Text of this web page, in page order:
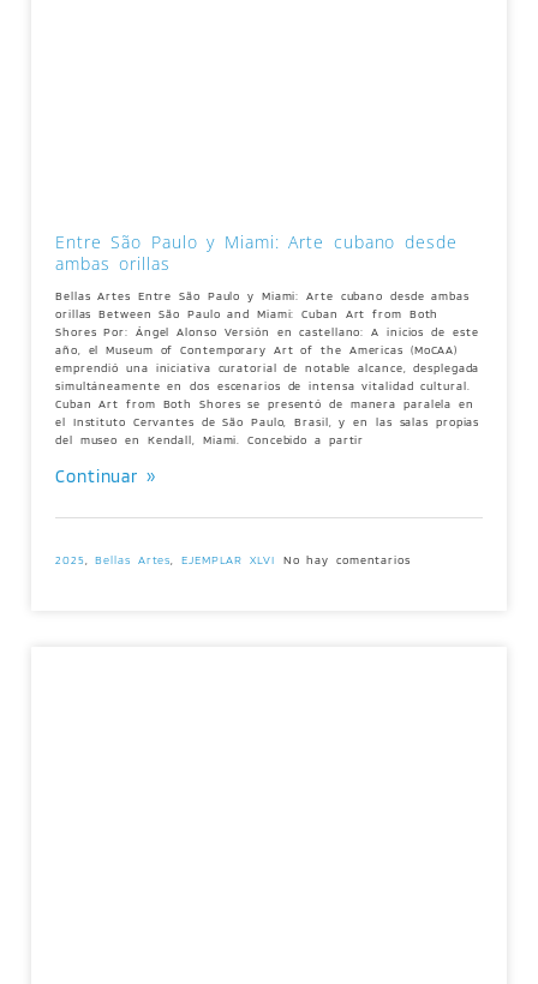
Entre São Paulo y Miami: Arte cubano desde
ambas orillas
Bellas Artes Entre São Paulo y Miami: Arte cubano desde ambas
orillas Between São Paulo and Miami: Cuban Art from Both
Shores Por: Ángel Alonso Versión en castellano: A inicios de este
año, el Museum of Contemporary Art of the Americas (MoCAA)
emprendió una iniciativa curatorial de notable alcance, desplegada
simultáneamente en dos escenarios de intensa vitalidad cultural.
Cuban Art from Both Shores se presentó de manera paralela en
el Instituto Cervantes de São Paulo, Brasil, y en las salas propias
del museo en Kendall, Miami. Concebido a partir
Continuar »
2025 ,Bellas Artes ,EJEMPLAR XLVI No hay comentarios